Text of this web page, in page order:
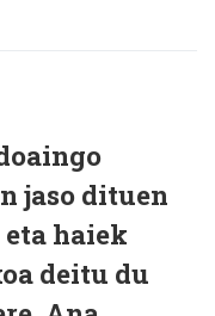
jaso dituen
haiek
deitu du